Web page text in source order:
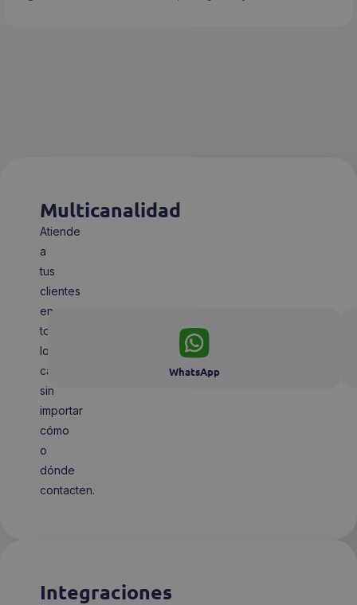
Multicanalidad
Atiende
a
tus
clientes
en
todos
los
canales,
sin
importar
cómo
o
dónde
contacten.
WhatsApp
Integraciones